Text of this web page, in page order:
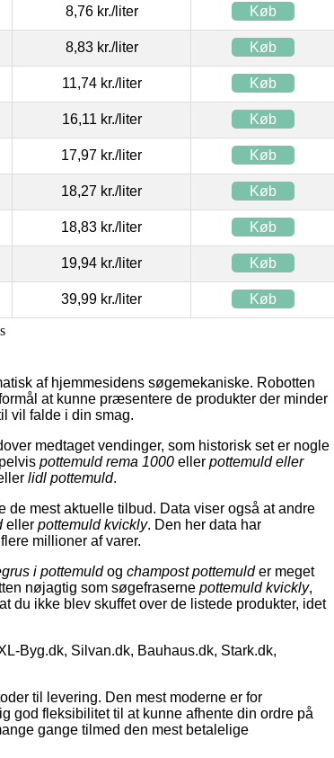
8,76 kr./liter Køb
8,83 kr./liter Køb
11,74 kr./liter Køb
16,11 kr./liter Køb
17,97 kr./liter Køb
18,27 kr./liter Køb
18,83 kr./liter Køb
19,94 kr./liter Køb
39,99 kr./liter Køb
af hjemmesidens søgemekaniske. Robotten
at kunne præsentere de produkter der minder
vil falde i din smag.
medtaget vendinger, som historisk set er nogle
pottemuld rema 1000 eller pottemuld eller
lidl pottemuld.
de mest aktuelle tilbud. Data viser også at andre
eller pottemuld kvickly. Den her data har
millioner af varer.
i pottemuldog champost pottemulder meget
nøjagtig som søgefraserne pottemuld kvickly,
du ikke blev skuffet over de listede produkter, idet
Byg.dk, Silvan.dk, Bauhaus.dk, Stark.dk,
til levering. Den mest moderne er for
god fleksibilitet til at kunne afhente din ordre på
gange tilmed den mest betalelige